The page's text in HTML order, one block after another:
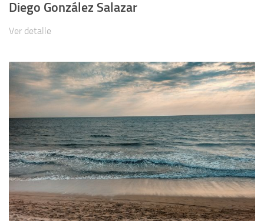
Diego González Salazar
Ver detalle